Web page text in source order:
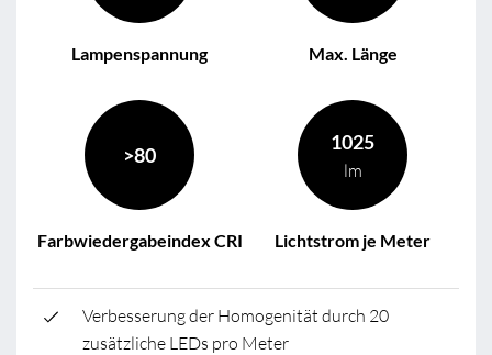
Lampenspannung Max. Länge
>80
Farbwiedergabeindex CRI
1025
lm
Lichtstrom je Meter
Verbesserung der Homogenität durch 20
zusätzliche LEDs pro Meter